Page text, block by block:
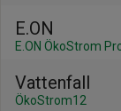
E.ON
E.ON ÖkoStrom
Vattenfall
ÖkoStrom12